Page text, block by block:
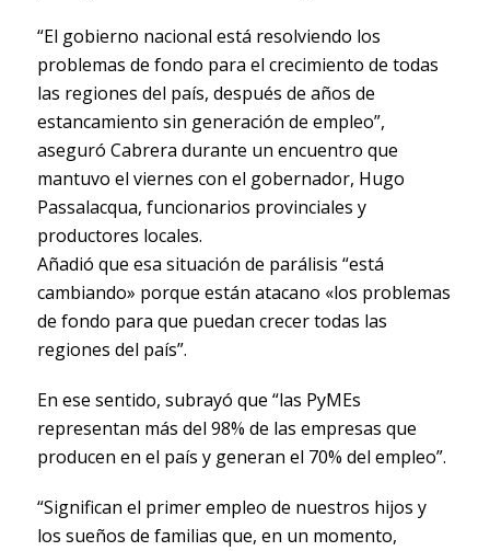
“El gobierno nacional está resolviendo los
problemas de fondo para el crecimiento de todas
las regiones del país, después de años de
estancamiento sin generación de empleo”,
aseguró Cabrera durante un encuentro que
mantuvo el viernes con el gobernador, Hugo
Passalacqua, funcionarios provinciales y
productores locales.
Añadió que esa situación de parálisis “está
cambiando» porque están atacano «los problemas
de fondo para que puedan crecer todas las
regiones del país”.
En ese sentido, subrayó que “las PyMEs
representan más del 98% de las empresas que
producen en el país y generan el 70% del empleo”.
“Significan el primer empleo de nuestros hijos y
los sueños de familias que, en un momento,